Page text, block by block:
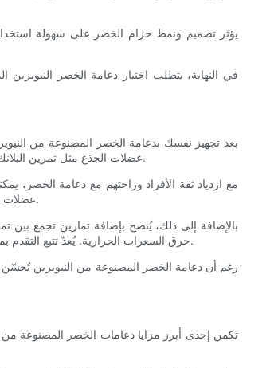
يؤثر تصميم ونمط حزام الخصر على سهولة
في النهاية، يتطلب اختيار دعامة الخصر النيوبرين
بعد تجهيز نفسك بدعامة الخصر المصنوعة من
عضلات الجذع مثل تمرين البلانك وتمرين التمدد باستخدام كرة التوازن. مع الدعم الإضافي الذي توفره دعامة الخصر، ركّز جيدًا على الحفاظ على الوضعية الصحيحة وتفعيل عضلات الجذع طوال كل حركة.
مع ازدياد ثقة الأفراد وراحتهم مع دعامة الخصر،
عضلات الجذع. من خلال التحدي المستمر لعضلات الجذع مع استخدام دعامة النيوبرين، يمكن للأفراد تحفيز نمو العضلات بشكل أكبر، مما يؤدي إلى تقوية عضلات الجذع بشكل عام.
بالإضافة إلى ذلك، يُنصح بإضافة تمارين تجمع بين
حرق السعرات الحرارية. يُعدّ تتبع التقدم بمرور الوقت أمرًا بالغ الأهمية لتعزيز فعالية التدريب. كما يُتيح تدوين التمارين للأفراد فرصة التأمل في تجاربهم، والتعرف على التحسينات في القوة والثبات ومؤشرات الأداء.
رغم أن دعامة الخصر المصنوعة من النيوبرين تُحسّن
تكمن إحدى أبرز مزايا دعامات الخصر المصنوعة من